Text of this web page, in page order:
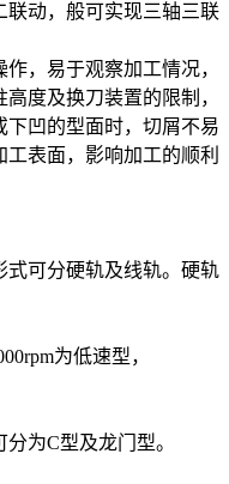
联动，般可实现三轴三联
，易于观察加工情况，
度及换刀装置的限制，
下凹的型面时，切屑不易
表面，影响加工的顺利
可分硬轨及线轨。硬轨
为低速型，
为C型及龙门型。